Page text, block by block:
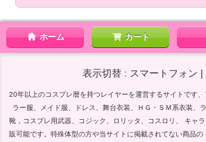
ホーム カート
表示切替 : スマートフォン |
20年以上のコスプレ暦を持つレイヤーを運営するサイトです
ラー服、メイド服、ドレス、舞台衣装、ＨＧ・ＳＭ系衣装、
靴，コスプレ用武器、コジック、ロリッタ、コスロリ、 キャ
販可能です。特殊体型の方や当サイトに掲載されてない商品